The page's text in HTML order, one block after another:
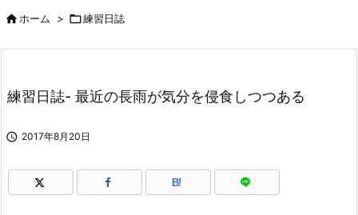
ホーム > 練習日誌
練習日誌- 最近の長雨が気分を侵食しつつある
 2017年8月20日
B!